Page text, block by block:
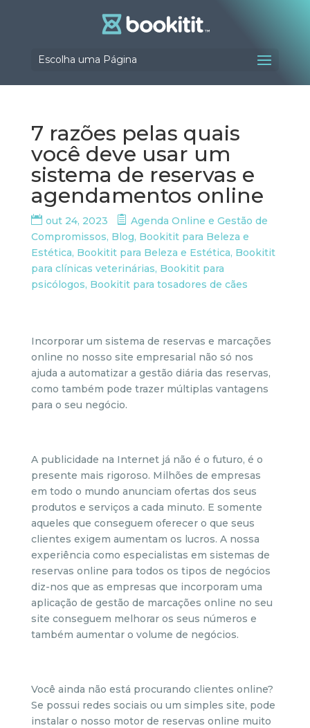
Escolha uma Página
7 razões pelas quais
você deve usar um
sistema de reservas e
agendamentos online
out 24, 2023
Agenda Online e Gestão de
Compromissos, Blog, Bookitit para Beleza e
Estética, Bookitit para Beleza e Estética, Bookitit
para clínicas veterinárias, Bookitit para
psicólogos, Bookitit para tosadores de cães
Incorporar um sistema de reservas e marcações
online no nosso site empresarial não só nos
ajuda a automatizar a gestão diária das reservas,
como também pode trazer múltiplas vantagens
para o seu negócio.
A publicidade na Internet já não é o futuro, é o
presente mais rigoroso. Milhões de empresas
em todo o mundo anunciam ofertas dos seus
produtos e serviços a cada minuto. E somente
aqueles que conseguem oferecer o que seus
clientes exigem aumentam os lucros. A nossa
experiência como especialistas em sistemas de
reservas online para todos os tipos de negócios
diz-nos que as empresas que incorporam uma
aplicação de gestão de marcações online no seu
site conseguem melhorar os seus números e
também aumentar o volume de negócios.
Você ainda não está procurando clientes online?
Se possui redes sociais ou um simples site, pode
instalar o nosso motor de reservas online muito